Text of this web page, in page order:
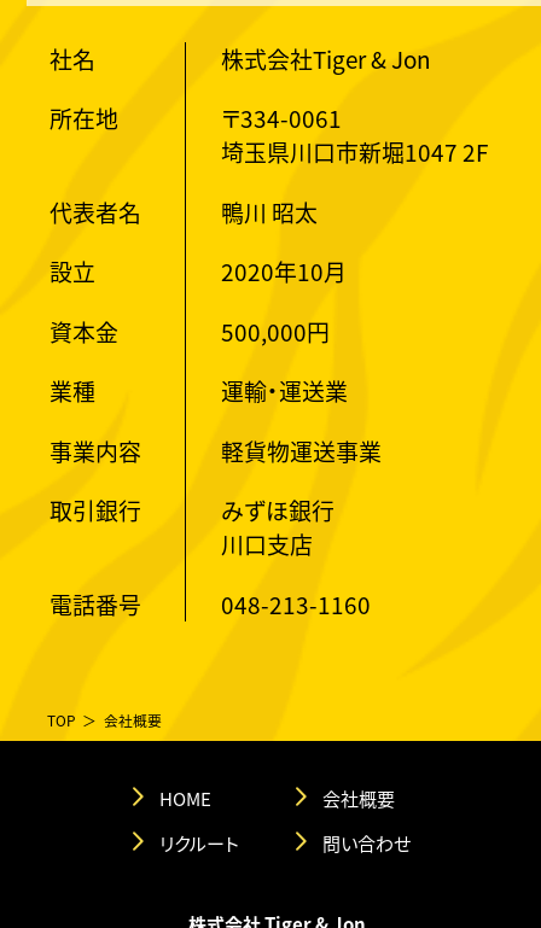
社名
株式会社Tiger & Jon
所在地
〒334-0061
埼玉県川口市新堀1047 2F
代表者名
鴨川 昭太
設立
2020年10月
資本金
500,000円
業種
運輸・運送業
事業内容
軽貨物運送事業
取引銀行
みずほ銀行
川口支店
電話番号
048-213-1160
TOP 会社概要
HOME
会社概要
リクルート
問い合わせ